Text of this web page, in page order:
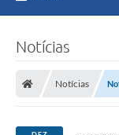
Notícias
Notícias